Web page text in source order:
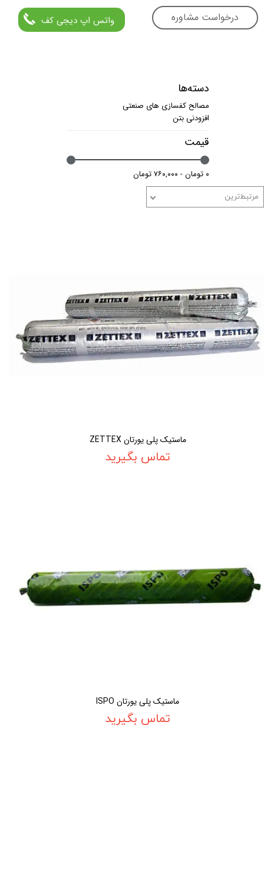
درخواست مشاوره واتس اپ دیجی کف
دسته‌ها
مصالح کفسازی های صنعتی
افزودنی بتن
قیمت
۰ تومان - ۷۶۰,۰۰۰ تومان
مرتبط‌ترین
ماستیک پلی یورتان ZETTEX
تماس بگیرید
ماستیک پلی یورتان ISPO
تماس بگیرید